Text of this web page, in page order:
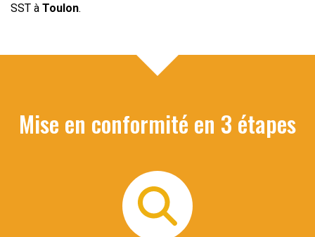
SST à Toulon.
Mise en conformité en 3 étapes